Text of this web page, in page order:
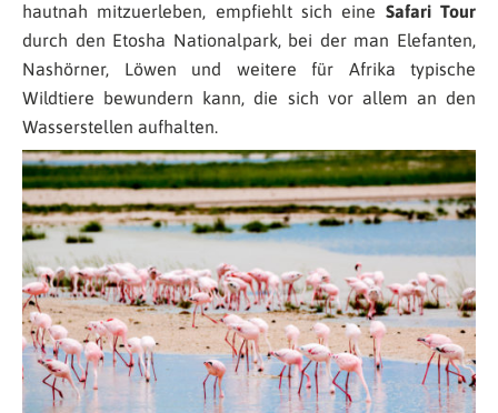
hautnah mitzuerleben, empfiehlt sich eine Safari Tour
durch den Etosha Nationalpark, bei der man Elefanten,
Nashörner, Löwen und weitere für Afrika typische
Wildtiere bewundern kann, die sich vor allem an den
Wasserstellen aufhalten.